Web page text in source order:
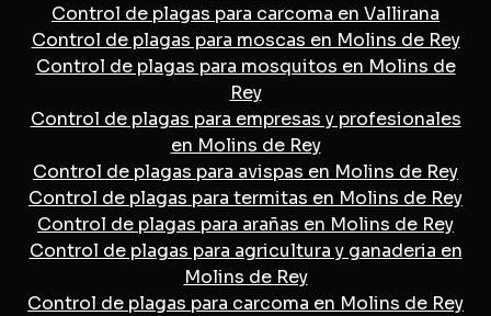
Control de plagas para carcoma en Vallirana
Control de plagas para moscas en Molins de Rey
Control de plagas para mosquitos en Molins de
Rey
Control de plagas para empresas y profesionales
en Molins de Rey
Control de plagas para avispas en Molins de Rey
Control de plagas para termitas en Molins de Rey
Control de plagas para arañas en Molins de Rey
Control de plagas para agricultura y ganaderia en
Molins de Rey
Control de plagas para carcoma en Molins de Rey